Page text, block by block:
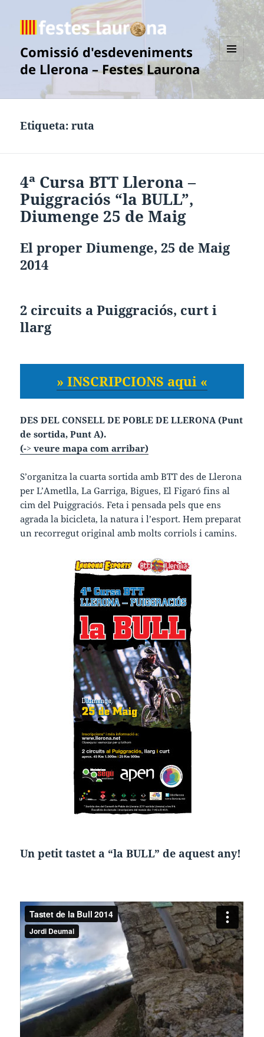
Comissió d'esdeveniments
de Llerona – Festes Laurona
Etiqueta:ruta
4ª Cursa BTT Llerona –
Puiggraciós “la BULL”,
Diumenge 25 de Maig
El proper Diumenge, 25 de Maig
2014
2 circuits a Puiggraciós, curt i
llarg
» INSCRIPCIONS aqui «
DES DEL CONSELL DE POBLE DE LLERONA (Punt
de sortida, Punt A).
(-> veure mapa com arribar)
S’organitza la cuarta sortida amb BTT des de Llerona
per L’Ametlla, La Garriga, Bigues, El Figaró fins al
cim del Puiggraciós. Feta i pensada pels que ens
agrada la bicicleta, la natura i l’esport. Hem preparat
un recorregut original amb molts corriols i camins.
Un petit tastet a “la BULL” de aquest any!